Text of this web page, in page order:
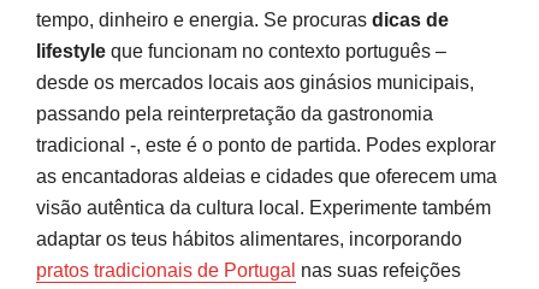
Perguntas frequentes
Fontes e referências
tempo, dinheiro e energia. Se procuras dicas de
lifestyle que funcionam no contexto português –
desde os mercados locais aos ginásios municipais,
passando pela reinterpretação da gastronomia
tradicional -, este é o ponto de partida. Podes explorar
as encantadoras aldeias e cidades que oferecem uma
visão autêntica da cultura local. Experimente também
adaptar os teus hábitos alimentares, incorporando
pratos tradicionais de Portugal nas suas refeições